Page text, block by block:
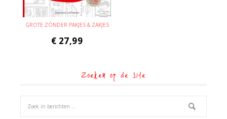
GROTE ZÓNDER PAKJES & ZAKJES
€ 27,99
Zoeken op de site